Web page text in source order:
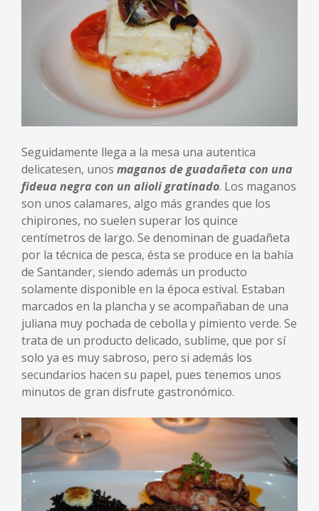
Seguidamente llega a la mesa una autentica
delicatesen, unos maganos de guadañeta con una
fideua negra con un alioli gratinado. Los maganos
son unos calamares, algo más grandes que los
chipirones, no suelen superar los quince
centímetros de largo. Se denominan de guadañeta
por la técnica de pesca, ésta se produce en la bahía
de Santander, siendo además un producto
solamente disponible en la época estival. Estaban
marcados en la plancha y se acompañaban de una
juliana muy pochada de cebolla y pimiento verde. Se
trata de un producto delicado, sublime, que por sí
solo ya es muy sabroso, pero si además los
secundarios hacen su papel, pues tenemos unos
minutos de gran disfrute gastronómico.